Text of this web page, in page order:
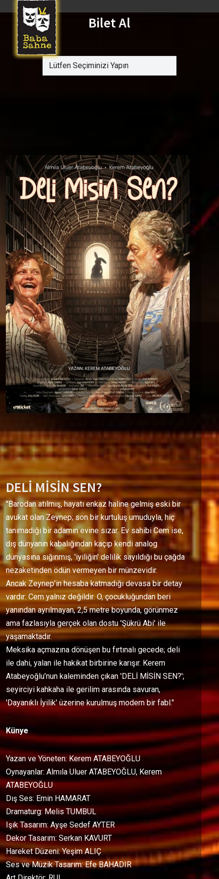
Bilet Al
DELİ MİSİN SEN?
"Barodan atılmış, hayatı enkaz haline gelmiş eski bir
avukat olan Zeynep; son bir kurtuluş umuduyla, hiç
tanımadığı bir adamın evine sızar. Ev sahibi Cem ise,
dış dünyanın kabalığından kaçıp kendi analog
dünyasına sığınmış, 'iyiliğin' delilik sayıldığı bu çağda
nezaketinden ödün vermeyen bir münzevidir.
Ancak Zeynep’in hesaba katmadığı devasa bir detay
vardır: Cem yalnız değildir. O, çocukluğundan beri
yanından ayrılmayan, 2,5 metre boyunda, görünmez
ama fazlasıyla gerçek olan dostu 'Şükrü Abi' ile
yaşamaktadır.
Meksika açmazına dönüşen bu fırtınalı gecede; deli
ile dahi, yalan ile hakikat birbirine karışır. Kerem
Atabeyoğlu’nun kaleminden çıkan 'DELİ MİSİN SEN?';
seyirciyi kahkaha ile gerilim arasında savuran,
'Dayanıklı İyilik' üzerine kurulmuş modern bir fabl."
Künye
Yazan ve Yöneten: Kerem ATABEYOĞLU
Oynayanlar: Almıla Uluer ATABEYOĞLU, Kerem
ATABEYOĞLU
Dış Ses: Emin HAMARAT
Dramaturg: Melis TUMBUL
Işık Tasarım: Ayşe Sedef AYTER
Dekor Tasarım: Serkan KAVURT
Hareket Düzeni: Yeşim ALIÇ
Ses ve Müzik Tasarım: Efe BAHADIR